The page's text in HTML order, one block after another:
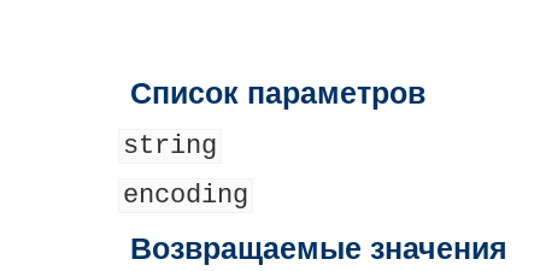
Список параметров
string
encoding
Возвращаемые значения